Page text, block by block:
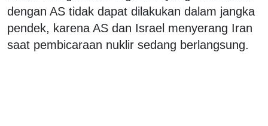
dengan AS tidak dapat dilakukan dalam jangka
pendek, karena AS dan Israel menyerang Iran
saat pembicaraan nuklir sedang berlangsung.